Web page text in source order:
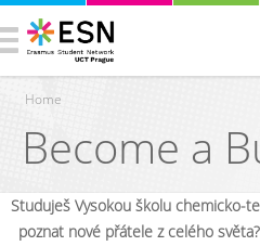
You are here
Home
Become a
Studuješ Vysokou školu chemicko-
poznat nové přátele z celého